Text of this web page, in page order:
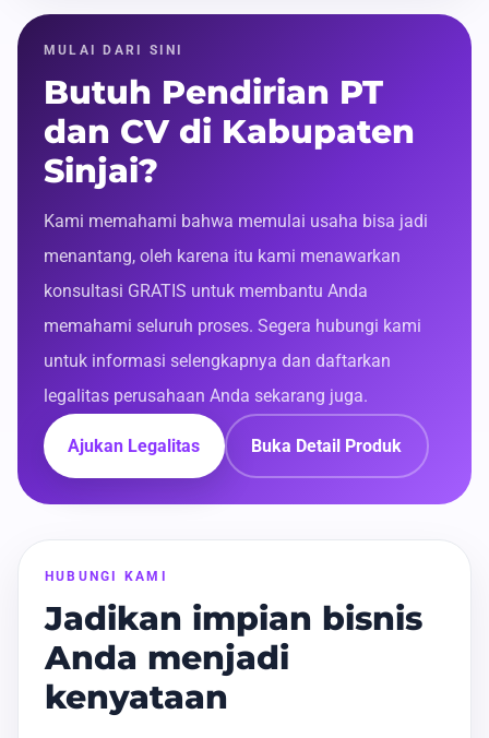
MULAI DARI SINI
Butuh Pendirian PT
dan CV di Kabupaten
Sinjai?
Kami memahami bahwa memulai usaha bisa jadi
menantang, oleh karena itu kami menawarkan
konsultasi GRATIS untuk membantu Anda
memahami seluruh proses. Segera hubungi kami
untuk informasi selengkapnya dan daftarkan
legalitas perusahaan Anda sekarang juga.
Ajukan Legalitas Buka Detail Produk
HUBUNGI KAMI
Jadikan impian bisnis
Anda menjadi
kenyataan